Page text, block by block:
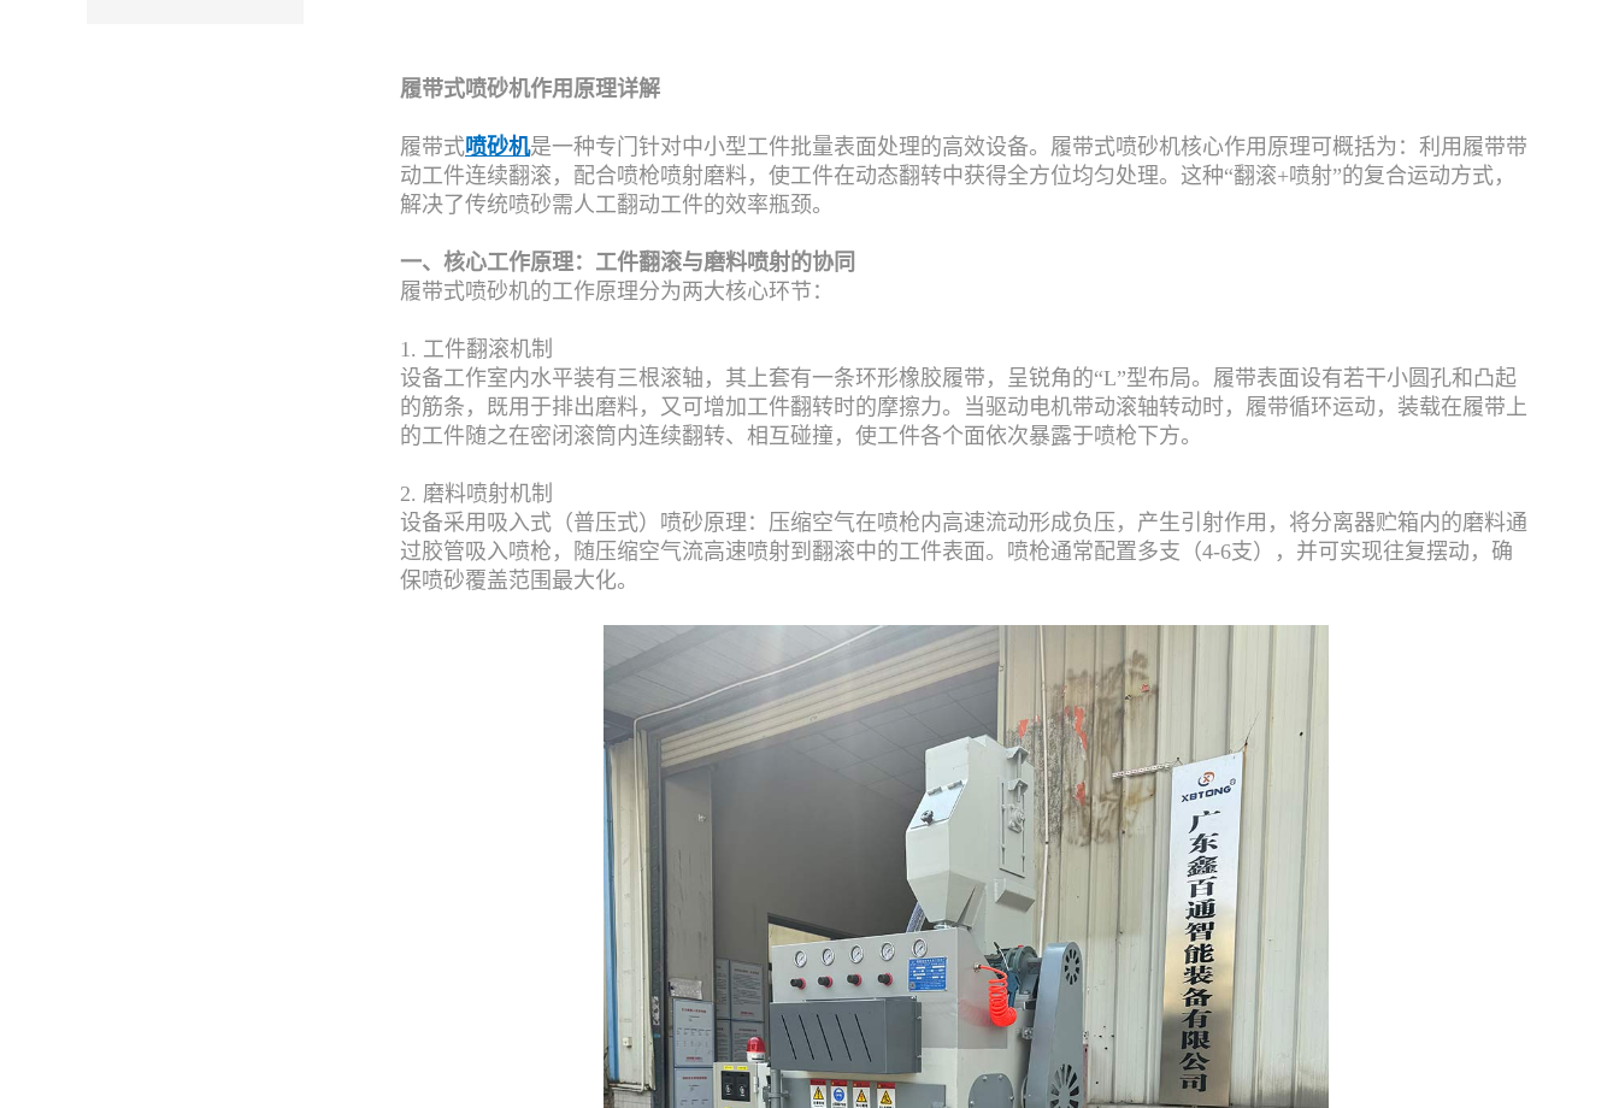
履带式喷砂机作用原理详解
履带式喷砂机是一种专门针对中小型工件批量表面处理的高效设备。履带式喷砂机核心作用原理可概括为：利用履带带
动工件连续翻滚，配合喷枪喷射磨料，使工件在动态翻转中获得全方位均匀处理。这种“翻滚+喷射”的复合运动方式，
解决了传统喷砂需人工翻动工件的效率瓶颈。
一、核心工作原理：工件翻滚与磨料喷射的协同
履带式喷砂机的工作原理分为两大核心环节：
1. 工件翻滚机制
设备工作室内水平装有三根滚轴，其上套有一条环形橡胶履带，呈锐角的“L”型布局。履带表面设有若干小圆孔和凸起
的筋条，既用于排出磨料，又可增加工件翻转时的摩擦力。当驱动电机带动滚轴转动时，履带循环运动，装载在履带上
的工件随之在密闭滚筒内连续翻转、相互碰撞，使工件各个面依次暴露于喷枪下方。
2. 磨料喷射机制
设备采用吸入式（普压式）喷砂原理：压缩空气在喷枪内高速流动形成负压，产生引射作用，将分离器贮箱内的磨料通
过胶管吸入喷枪，随压缩空气流高速喷射到翻滚中的工件表面。喷枪通常配置多支（4-6支），并可实现往复摆动，确
保喷砂覆盖范围最大化。